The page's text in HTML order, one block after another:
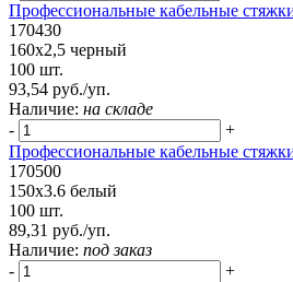
Профессиональные кабельные
170430
160х2,5 черный
100 шт.
93,54 руб./уп.
Наличие: на складе
-
+
Профессиональные кабельные
170500
150x3.6 белый
100 шт.
89,31 руб./уп.
Наличие: под заказ
-
+